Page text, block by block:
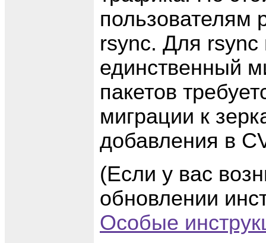
пользователям
rsync. Для rsync
единственный
пакетов
миграции к
добавления в
(Если у вас
обновлении
Особые